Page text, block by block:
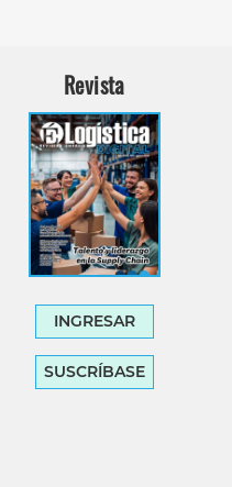
Revista
INGRESAR
SUSCRÍBASE